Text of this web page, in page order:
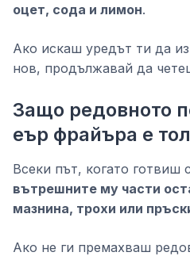
оцет, сода и лимон.
Ако искаш уредът ти да
нов, продължавай да
Защо редовното
еър фрайъра е
Всеки път, когато готвиш
вътрешните му части
мазнина, трохи или
Ако не ги премахваш